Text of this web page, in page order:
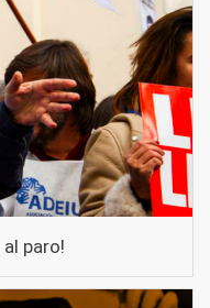
paro!